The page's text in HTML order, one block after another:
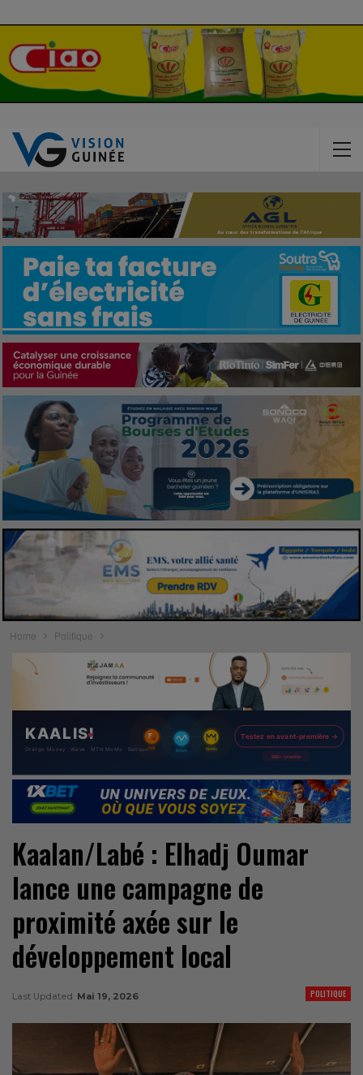
Home Politique
Kaalan/Labé : Elhadj Oumar
lance une campagne de
proximité axée sur le
développement local
POLITIQUE
Last Updated Mai 19, 2026